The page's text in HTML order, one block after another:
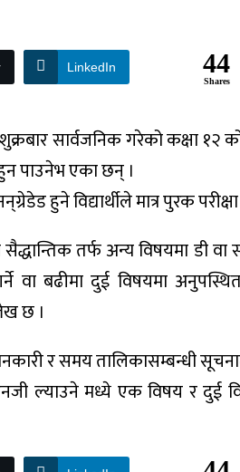
LinkedIn 44
Shares
शुक्रबार सार्वजनिक गरेको कक्षा
हुन पाउनेभ एका छन् ।
हुने विद्यार्थीले मात्र पुरक
तर्फ अन्य विषयमा डी वा
वा बढीमा दुई विषयमा
छ ।
र समय तालिकासम्बन्धी
ल्याउने मध्ये एक विषय र दुई